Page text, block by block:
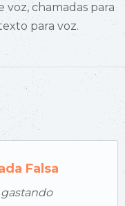
voz, chamadas para
para voz.
Falsa